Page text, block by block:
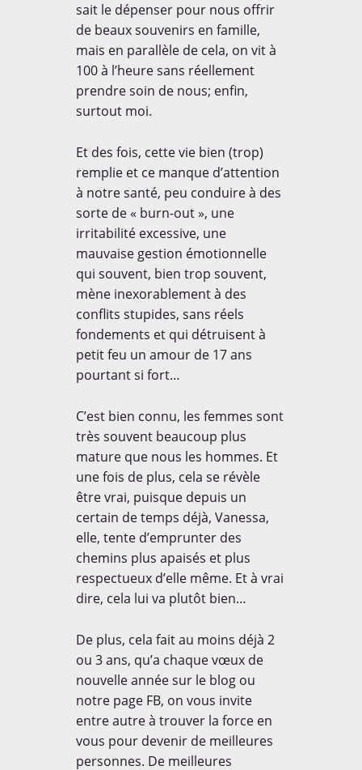
Et soyez les premiers
informés de tout!
Garanti zéro spam.
VIDEO
LA PAROLES DES ENFANTS
monde sur leur
environnement, nous avons
préparé une série de
questions que nous leur
avons posé lors de notre
passage dans certains pays.
EN SAVOIR [+]
sait le dépenser pour nous offrir
de beaux souvenirs en famille,
mais en parallèle de cela, on vit à
100 à l’heure sans réellement
prendre soin de nous; enfin,
surtout moi.
Et des fois, cette vie bien (trop)
remplie et ce manque d’attention
à notre santé, peu conduire à des
sorte de « burn-out », une
irritabilité excessive, une
mauvaise gestion émotionnelle
qui souvent, bien trop souvent,
mène inexorablement à des
conflits stupides, sans réels
fondements et qui détruisent à
petit feu un amour de 17 ans
pourtant si fort…
C’est bien connu, les femmes sont
très souvent beaucoup plus
mature que nous les hommes. Et
une fois de plus, cela se révèle
être vrai, puisque depuis un
certain de temps déjà, Vanessa,
elle, tente d’emprunter des
chemins plus apaisés et plus
respectueux d’elle même. Et à vrai
dire, cela lui va plutôt bien…
De plus, cela fait au moins déjà 2
ou 3 ans, qu’a chaque vœux de
nouvelle année sur le blog ou
notre page FB, on vous invite
entre autre à trouver la force en
vous pour devenir de meilleures
personnes. De meilleures